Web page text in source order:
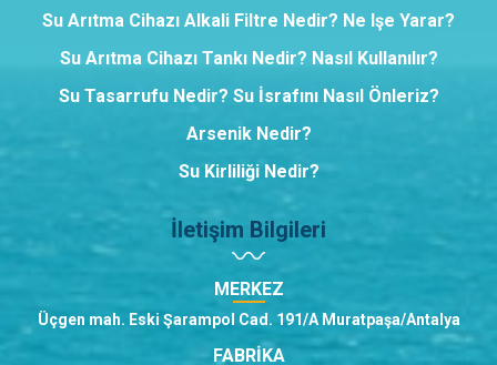
Su Arıtma Cihazı Alkali Filtre Nedir? Ne Işe Yarar?
Su Arıtma Cihazı Tankı Nedir? Nasıl Kullanılır?
Su Tasarrufu Nedir? Su İsrafını Nasıl Önleriz?
Arsenik Nedir?
Su Kirliliği Nedir?
İletişim Bilgileri
MERKEZ
Üçgen mah. Eski Şarampol Cad. 191/A Muratpaşa/Antalya
FABRİKA